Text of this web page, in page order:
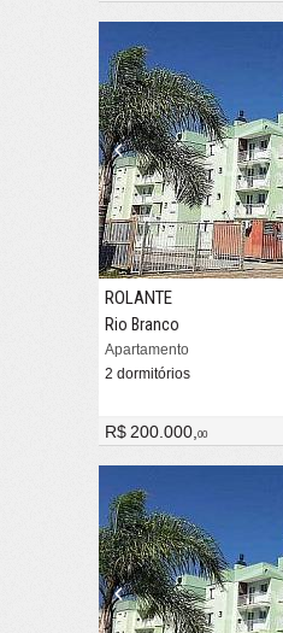
ROLANTE
Rio Branco
Apartamento
2 dormitórios
R$ 200.000,00